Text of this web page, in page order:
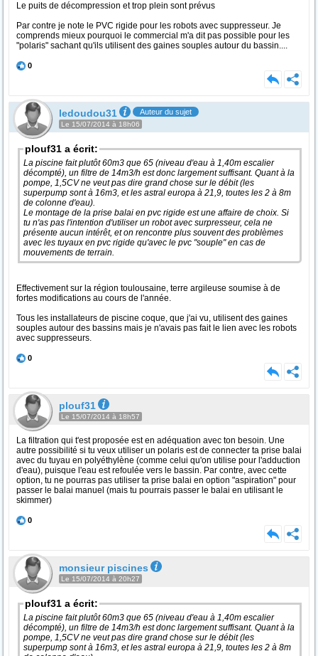
Le puits de décompression et trop plein sont prévus
Par contre je note le PVC rigide pour les robots avec suppresseur. Je
comprends mieux pourquoi le commercial m'a dit pas possible pour les
"polaris" sachant qu'ils utilisent des gaines souples autour du bassin....
0
ledoudou31 Auteur du sujet
Le 15/07/2014 à 18h06
plouf31 a écrit:
La piscine fait plutôt 60m3 que 65 (niveau d'eau à 1,40m escalier
décompté), un filtre de 14m3/h est donc largement suffisant. Quant à la
pompe, 1,5CV ne veut pas dire grand chose sur le débit (les
superpump sont à 16m3, et les astral europa à 21,9, toutes les 2 à 8m
de colonne d'eau).
Le montage de la prise balai en pvc rigide est une affaire de choix. Si
tu n'as pas l'intention d'utiliser un robot avec surpresseur, cela ne
présente aucun intérêt, et on rencontre plus souvent des problèmes
avec les tuyaux en pvc rigide qu'avec le pvc "souple" en cas de
mouvements de terrain.
Effectivement sur la région toulousaine, terre argileuse soumise à de
fortes modifications au cours de l'année.
Tous les installateurs de piscine coque, que j'ai vu, utilisent des gaines
souples autour des bassins mais je n'avais pas fait le lien avec les robots
avec suppresseurs.
0
plouf31
Le 15/07/2014 à 18h57
La filtration qui t'est proposée est en adéquation avec ton besoin. Une
autre possibilité si tu veux utiliser un polaris est de connecter ta prise balai
avec du tuyau en polyéthylène (comme celui qu'on utilise pour l'adduction
d'eau), puisque l'eau est refoulée vers le bassin. Par contre, avec cette
option, tu ne pourras pas utiliser ta prise balai en option "aspiration" pour
passer le balai manuel (mais tu pourrais passer le balai en utilisant le
skimmer)
0
monsieur piscines
Le 15/07/2014 à 20h27
plouf31 a écrit:
La piscine fait plutôt 60m3 que 65 (niveau d'eau à 1,40m escalier
décompté), un filtre de 14m3/h est donc largement suffisant. Quant à la
pompe, 1,5CV ne veut pas dire grand chose sur le débit (les
superpump sont à 16m3, et les astral europa à 21,9, toutes les 2 à 8m